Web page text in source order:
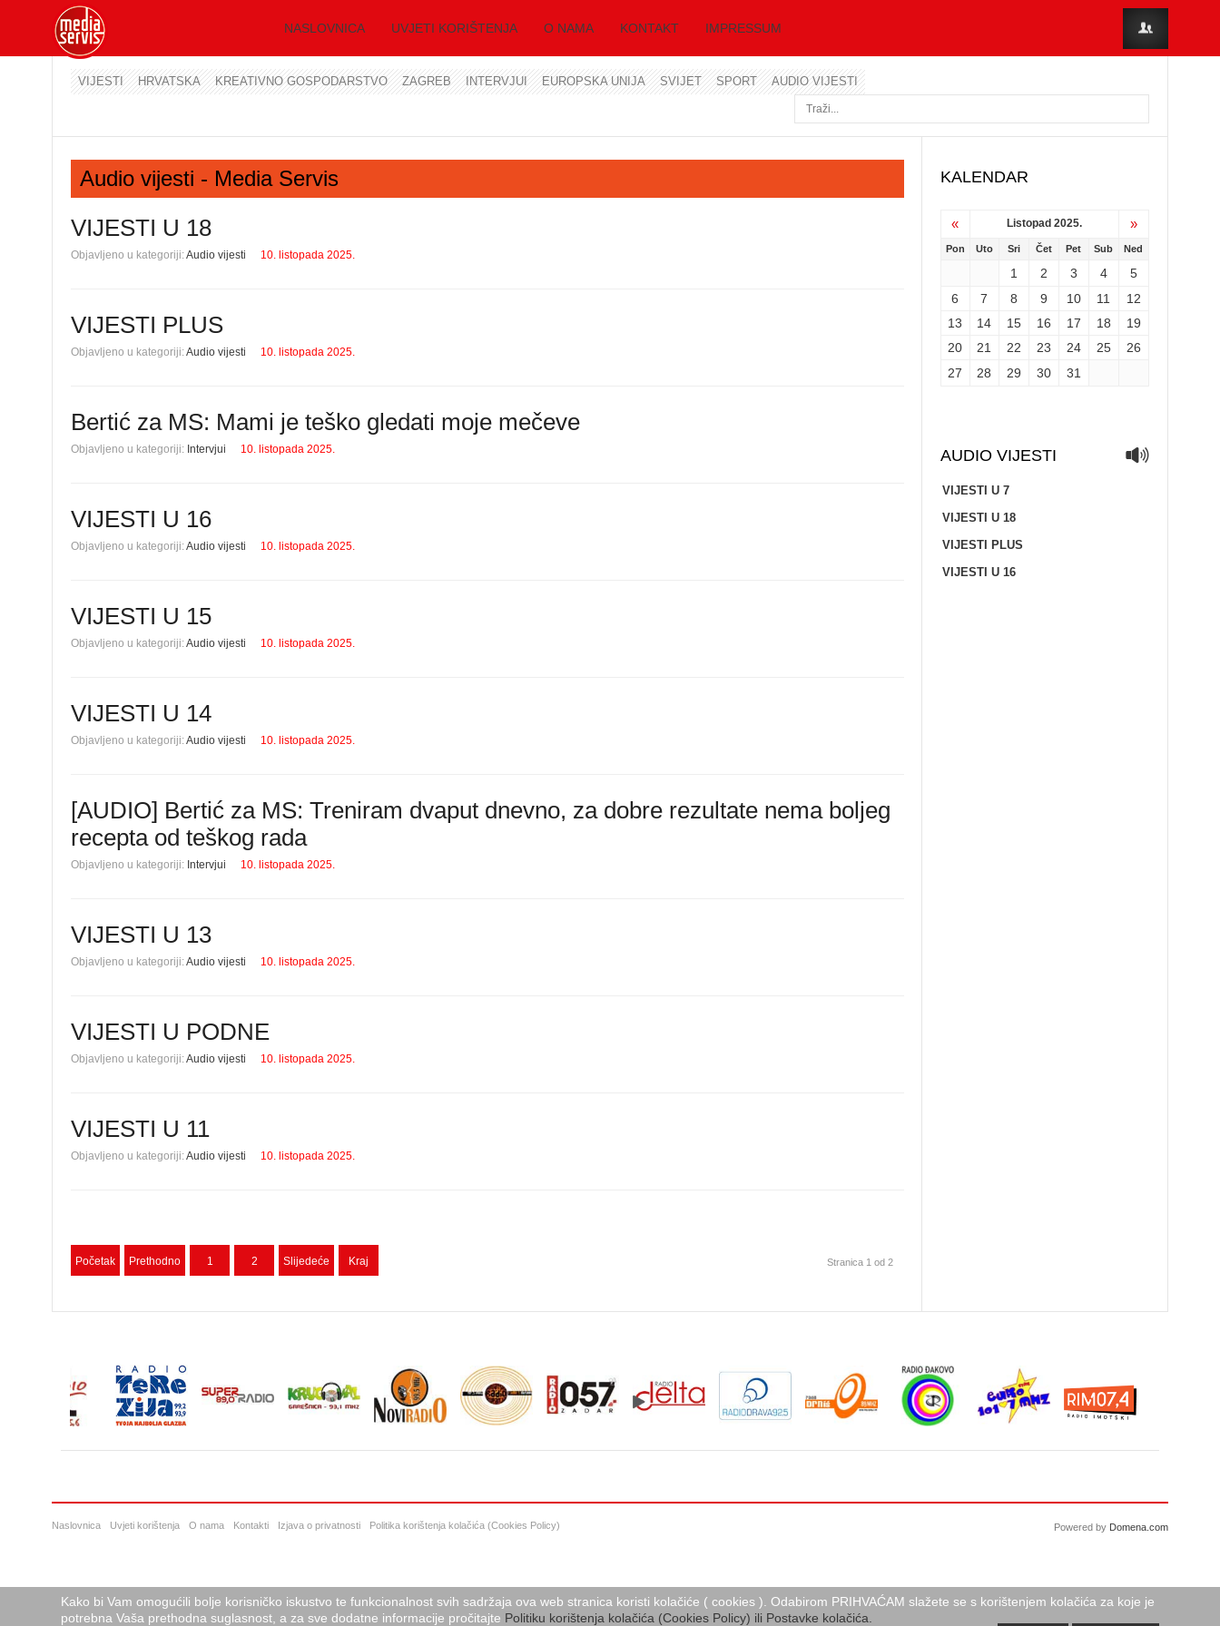
NASLOVNICA UVJETI KORIŠTENJA O NAMA KONTAKT IMPRESSUM
VIJESTI HRVATSKA KREATIVNO GOSPODARSTVO ZAGREB INTERVJUI EUROPSKA UNIJA SVIJET SPORT AUDIO VIJESTI
Audio vijesti - Media Servis
VIJESTI U 18
Objavljeno u kategoriji:Audio vijesti 10. listopada 2025.
VIJESTI PLUS
Objavljeno u kategoriji:Audio vijesti 10. listopada 2025.
Bertić za MS: Mami je teško gledati moje mečeve
Objavljeno u kategoriji: Intervjui 10. listopada 2025.
VIJESTI U 16
Objavljeno u kategoriji:Audio vijesti 10. listopada 2025.
VIJESTI U 15
Objavljeno u kategoriji:Audio vijesti 10. listopada 2025.
VIJESTI U 14
Objavljeno u kategoriji:Audio vijesti 10. listopada 2025.
[AUDIO] Bertić za MS: Treniram dvaput dnevno, za dobre rezultate nema boljeg
recepta od teškog rada
Objavljeno u kategoriji: Intervjui 10. listopada 2025.
VIJESTI U 13
Objavljeno u kategoriji:Audio vijesti 10. listopada 2025.
VIJESTI U PODNE
Objavljeno u kategoriji:Audio vijesti 10. listopada 2025.
VIJESTI U 11
Objavljeno u kategoriji:Audio vijesti 10. listopada 2025.
Početak Prethodno 1 2 Slijedeće Kraj Stranica 1 od 2
KALENDAR
« Listopad 2025. »
Pon Uto Sri Čet Pet Sub Ned
1 2 3 4
5
6
7 8 9 10 11
12
13
14 15 16 17 18
19
20
21 22 23 24 25
26
27
28 29 30 31
AUDIO VIJESTI
VIJESTI U 7
VIJESTI U 18
VIJESTI PLUS
VIJESTI U 16
Naslovnica Uvjeti korištenja O nama Kontakti Izjava o privatnosti Politika korištenja kolačića (Cookies Policy) Powered by Domena.com
Kako bi Vam omogućili bolje korisničko iskustvo te funkcionalnost svih sadržaja ova web stranica koristi kolačiće ( cookies ). Odabirom PRIHVAĆAM slažete se s korištenjem kolačića za koje je
potrebna Vaša prethodna suglasnost, a za sve dodatne informacije pročitajte Politiku korištenja kolačića (Cookies Policy) ili Postavke kolačića.